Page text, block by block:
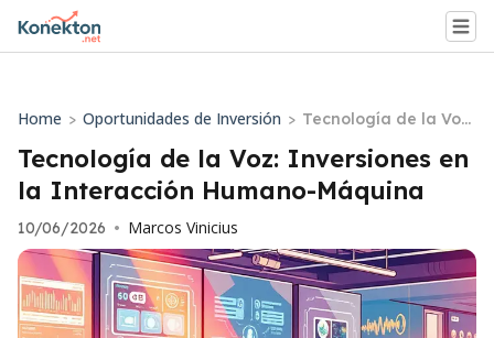
Home > Oportunidades de Inversión > Tecnología de la Voz:
Inversiones en la Int
eracción Humano-Má
quina
Tecnología de la Voz: Inversiones en
la Interacción Humano-Máquina
10/06/2026 • Marcos Vinicius